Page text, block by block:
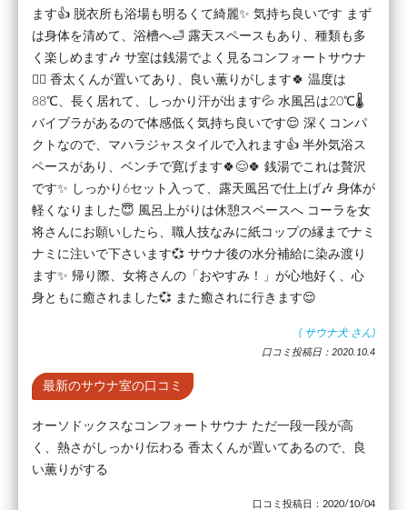
ます👍 脱衣所も浴場も明るくて綺麗✨ 気持ち良いです まず
は身体を清めて、浴槽へ🛁 露天スペースもあり、種類も多
く楽しめます🎶 サ室は銭湯でよく見るコンフォートサウナ
🧖‍♂️ 香太くんが置いてあり、良い薫りがします🍀 温度は
88℃、長く居れて、しっかり汗が出ます💦 水風呂は20℃🌡️
バイブラがあるので体感低く気持ち良いです😌 深くコンパ
クトなので、マハラジャスタイルで入れます👍 半外気浴ス
ペースがあり、ベンチで寛げます🍀😌🍀 銭湯でこれは贅沢
です✨ しっかり6セット入って、露天風呂で仕上げ🎶 身体が
軽くなりました😇 風呂上がりは休憩スペースへ コーラを女
将さんにお願いしたら、職人技なみに紙コップの縁までナミ
ナミに注いで下さいます💞 サウナ後の水分補給に染み渡り
ます✨ 帰り際、女将さんの「おやすみ！」が心地好く、心
身ともに癒されました💞 また癒されに行きます😌
( サウナ犬 さん)
口コミ投稿日：2020.10.4
最新のサウナ室の口コミ
オーソドックスなコンフォートサウナ ただ一段一段が高
く、熱さがしっかり伝わる 香太くんが置いてあるので、良
い薫りがする
口コミ投稿日：2020/10/04